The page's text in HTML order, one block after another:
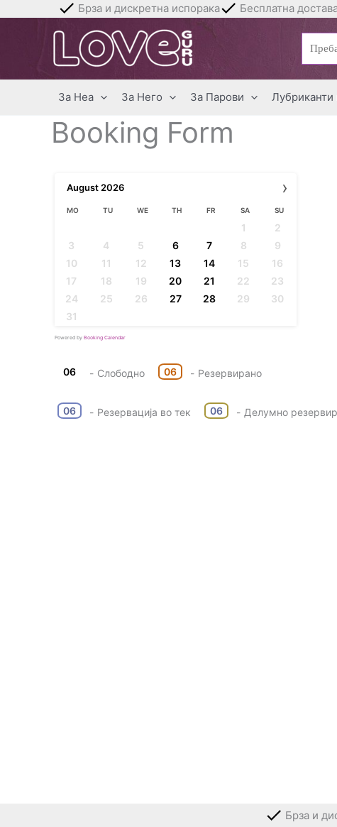
Брза и дискретна испорака Бесплатна
За Неа За Него За Парови
Booking Form
›
August 2026
MO TU WE TH FR SA SU
1
2
3
4 5 6 7 8
9
10
11 12 13 14 15
16
17
18 19 20 21 22
23
24
25 26 27 28 29
30
31
Powered by Booking Calendar
06 - Слободно 06 - Резервирано
06 - Резервација во тек ·
06 - Делумно
Брза и